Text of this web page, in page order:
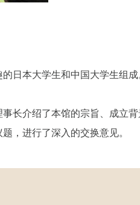
日本大学生和中国大学生组成
长介绍了本馆的宗旨、成立
，进行了深入的交换意见。